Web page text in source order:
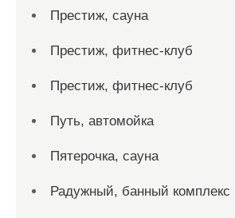
Престиж, сауна
Престиж, фитнес-клуб
Престиж, фитнес-клуб
Путь, автомойка
Пятерочка, сауна
Радужный, банный комплекс